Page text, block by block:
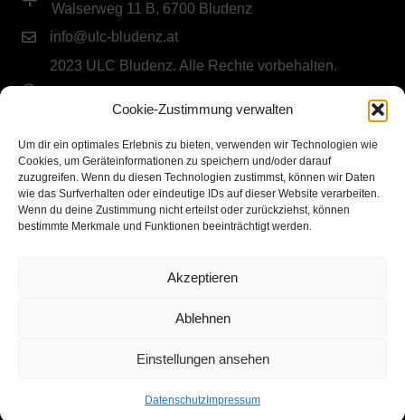
Cookie-Zustimmung verwalten
Um dir ein optimales Erlebnis zu bieten, verwenden wir Technologien wie
Cookies, um Geräteinformationen zu speichern und/oder darauf
zuzugreifen. Wenn du diesen Technologien zustimmst, können wir Daten
wie das Surfverhalten oder eindeutige IDs auf dieser Website verarbeiten.
Wenn du deine Zustimmung nicht erteilst oder zurückziehst, können
bestimmte Merkmale und Funktionen beeinträchtigt werden.
Akzeptieren
Ablehnen
Einstellungen ansehen
Datenschutz Impressum
Walserweg 11 B, 6700 Bludenz
info@ulc-bludenz.at
2023 ULC Bludenz. Alle Rechte vorbehalten.
Folge dem ULC Bludenz
Klicke hier, um Marketing-Cookies zu